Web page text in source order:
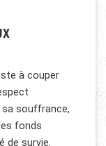
à couper
sa souffrance,
fonds
de survie.